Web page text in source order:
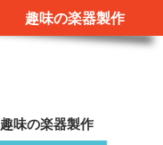
趣味の楽器製作
趣味の楽器製作